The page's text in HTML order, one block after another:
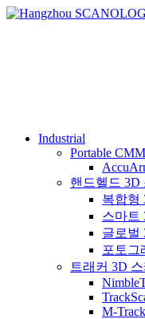
Industrial
Portable CMM
핸드헬드 3D
복합형
스마트
글로벌
포토그
트래커 3D
M-Track